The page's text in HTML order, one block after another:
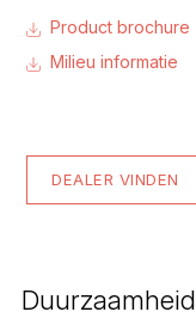
Product brochure
Milieu informatie
DEALER VINDEN
Duurzaamheid